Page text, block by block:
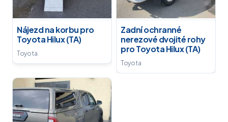
Nájezd na korbu pro
Toyota Hilux (TA)
Toyota
Zadní ochranné
nerezové dvojité rohy
pro Toyota Hilux (TA)
Toyota